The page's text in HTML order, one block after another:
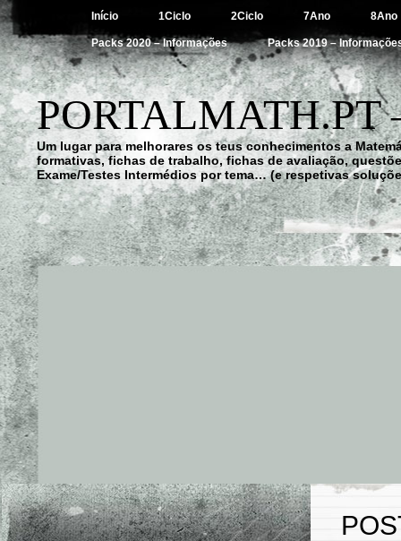
Início 1Ciclo 2Ciclo 7Ano 8Ano
Packs 2020 – Informações Packs 2019 –
Um lugar para melhorares os teus conhecimentos a
formativas, fichas de trabalho, fichas de avaliação,
Exame/Testes Intermédios por tema… (e respetivas